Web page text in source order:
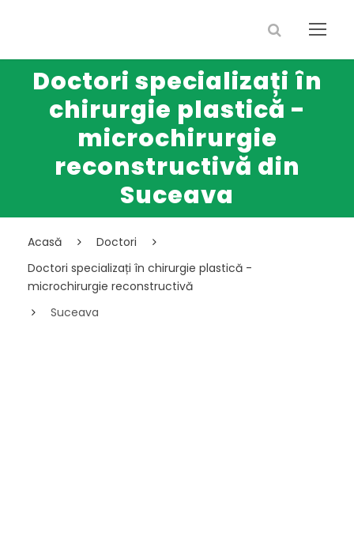
Doctori specializați în
chirurgie plastică -
microchirurgie
reconstructivă din
Suceava
Acasă
Doctori
Doctori specializați în chirurgie plastică -
microchirurgie reconstructivă
Suceava